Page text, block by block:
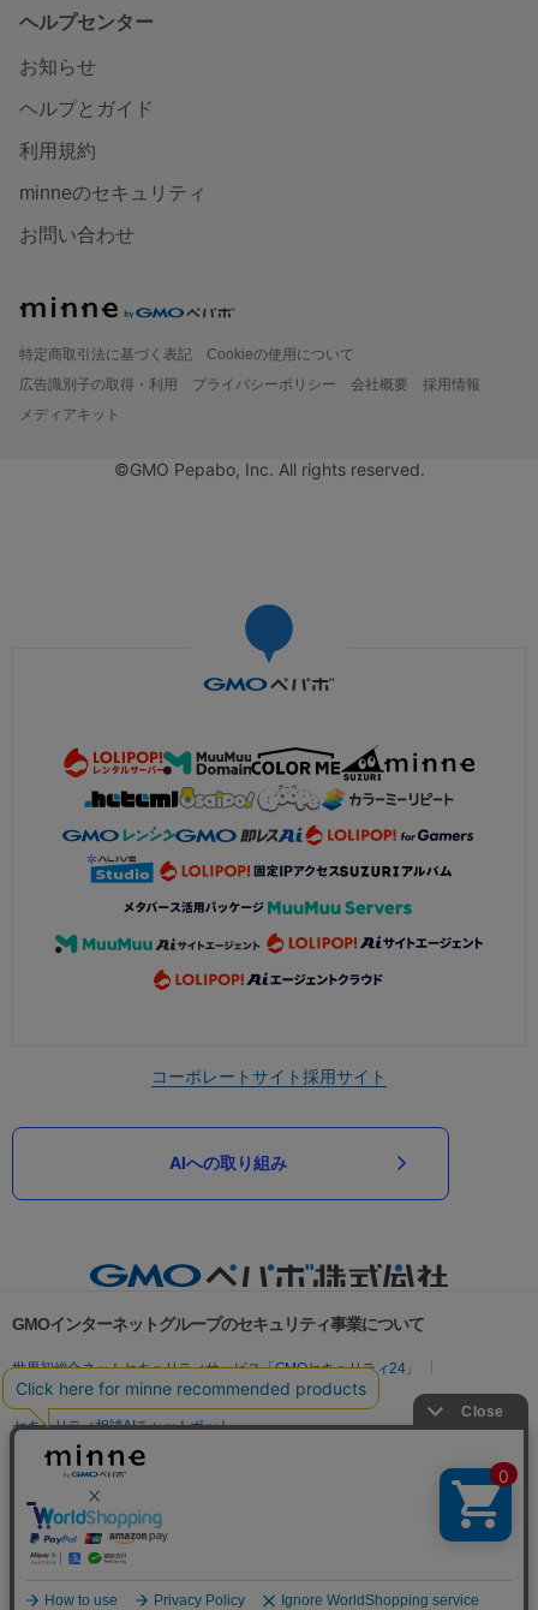
ヘルプセンター
お知らせ
ヘルプとガイド
利用規約
minneのセキュリティ
お問い合わせ
特定商取引法に基づく表記
Cookieの使用について
広告識別子の取得・利用
プライバシーポリシー 会社概要
採用情報
メディアキット
©GMO Pepabo, Inc. All rights reserved.
コーポレートサイト採用サイト
AIへの取り組み
GMOインターネットグループのセキュリティ事業について
世界初総合ネットセキュリティサービス「GMOセキュリティ24」
パスワード漏洩診断
Webサイトリスク診断
セキュリティ相談AIチャットボット
実在証明・盗聴対策
サイバー攻撃対策（GMO Flatt Security）
セキュリティ事業の軌跡